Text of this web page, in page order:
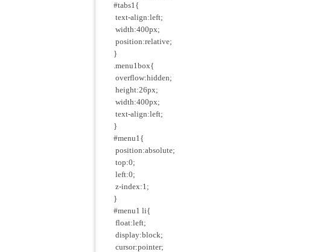
#tabs1{
text-align:left;
width:400px;
position:relative;
}
.menu1box{
overflow:hidden;
height:26px;
width:400px;
text-align:left;
}
#menu1{
position:absolute;
top:0;
left:0;
z-index:1;
}
#menu1 li{
float:left;
display:block;
cursor:pointer;